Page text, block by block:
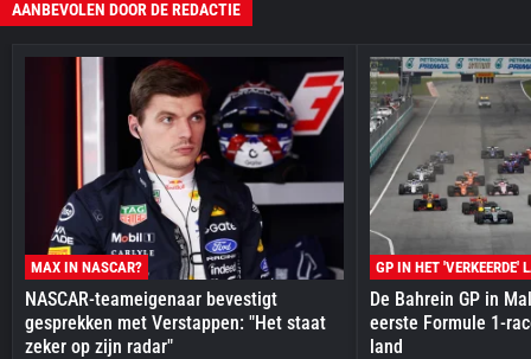
AANBEVOLEN DOOR DE REDACTIE
MAX IN NASCAR?
NASCAR-teameigenaar bevestigt
gesprekken met Verstappen: "Het staat
zeker op zijn radar"
GP IN HET 'VERKEERDE'
De Bahrein GP in
eerste Formule 1-
land